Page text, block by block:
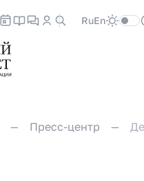
RuEn
Пресс-центр